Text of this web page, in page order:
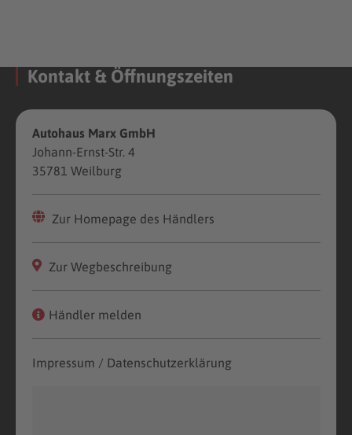
Kontakt & Öffnungszeiten
Autohaus Marx GmbH
Johann-Ernst-Str. 4
35781 Weilburg
Zur Homepage des Händlers
Zur Wegbeschreibung
Händler melden
Impressum / Datenschutzerklärung